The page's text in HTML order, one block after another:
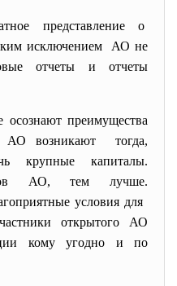
представление о
исключением АО не
отчеты и отчеты
преимущества
возникают тогда,
крупные капиталы.
АО, тем лучше.
условия для
открытого АО
кому угодно и по